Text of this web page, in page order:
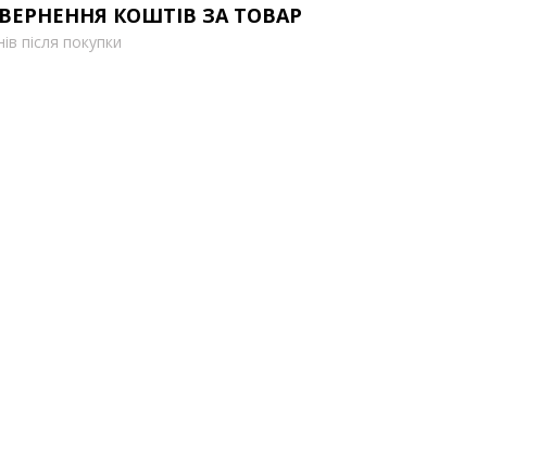
КОШТІВ ЗА ТОВАР
після покупки